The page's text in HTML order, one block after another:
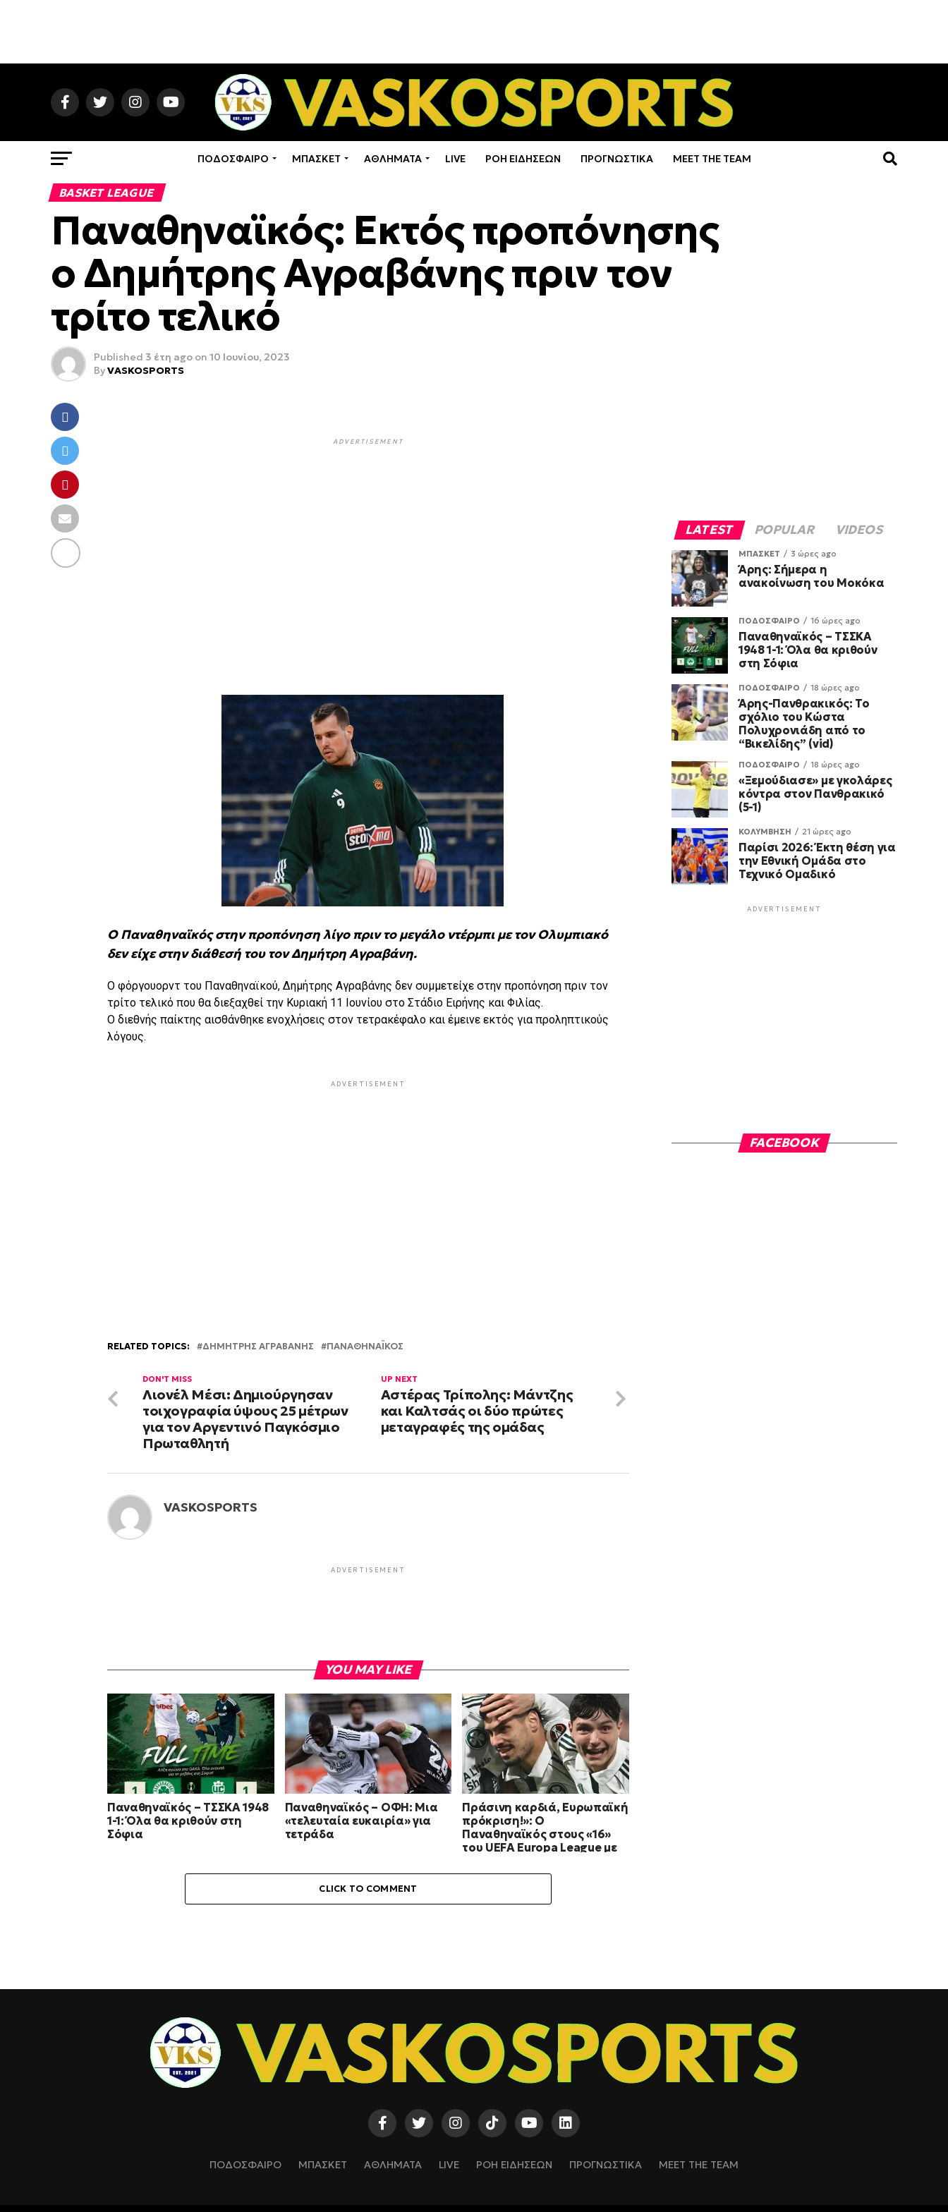
ΠΟΔΟΣΦΑΙΡΟ ΜΠΑΣΚΕΤ ΑΘΛΗΜΑΤΑ LIVE ΡΟΗ ΕΙΔΗΣΕΩΝ ΠΡΟΓΝΩΣΤΙΚΑ MEET THE TEAM
BASKET LEAGUE
Παναθηναϊκός: Εκτός προπόνησης
ο Δημήτρης Αγραβάνης πριν τον
τρίτο τελικό
Published 3 έτη ago on 10 Ιουνίου, 2023
ByVASKOSPORTS
ADVERTISEMENT
Ο Παναθηναϊκός στην προπόνηση λίγο πριν το μεγάλο ντέρμπι με τον Ολυμπιακό
δεν είχε στην διάθεσή του τον Δημήτρη Αγραβάνη.
Ο φόργουορντ του Παναθηναϊκού, Δημήτρης Αγραβάνης δεν συμμετείχε στην προπόνηση πριν τον
τρίτο τελικό που θα διεξαχθεί την Κυριακή 11 Ιουνίου στο Στάδιο Ειρήνης και Φιλίας.
Ο διεθνής παίκτης αισθάνθηκε ενοχλήσεις στον τετρακέφαλο και έμεινε εκτός για προληπτικούς
λόγους.
ADVERTISEMENT
RELATED TOPICS: ΔΗΜΗΤΡΗΣ ΑΓΡΑΒΑΝΗΣ ΠΑΝΑΘΗΝΑΪΚΟΣ
UP NEXT
Αστέρας Τρίπολης: Μάντζης
και Καλτσάς οι δύο πρώτες
μεταγραφές της ομάδας
DON'T MISS
Λιονέλ Μέσι: Δημιούργησαν
τοιχογραφία ύψους 25 μέτρων
για τον Αργεντινό Παγκόσμιο
Πρωταθλητή
VASKOSPORTS
ADVERTISEMENT
YOU MAY LIKE
Παναθηναϊκός – ΤΣΣΚΑ 1948
1-1: Όλα θα κριθούν στη
Σόφια
Παναθηναϊκός – ΟΦΗ: Μια
«τελευταία ευκαιρία» για
τετράδα
Πράσινη καρδιά, Ευρωπαϊκή
πρόκριση!»: Ο
Παναθηναϊκός στους «16»
του UEFA Europa League με
CLICK TO COMMENT
LATEST POPULAR VIDEOS
ΜΠΑΣΚΕΤ 3 ώρες ago
Άρης: Σήμερα η
ανακοίνωση του Μοκόκα
ΠΟΔΟΣΦΑΙΡΟ 16 ώρες ago
Παναθηναϊκός – ΤΣΣΚΑ
1948 1-1: Όλα θα κριθούν
στη Σόφια
ΠΟΔΟΣΦΑΙΡΟ 18 ώρες ago
Άρης-Πανθρακικός: Το
σχόλιο του Κώστα
Πολυχρονιάδη από το
“Βικελίδης” (vid)
ΠΟΔΟΣΦΑΙΡΟ 18 ώρες ago
«Ξεμούδιασε» με γκολάρες
κόντρα στον Πανθρακικό
(5-1)
ΚΟΛΥΜΒΗΣΗ 21 ώρες ago
Παρίσι 2026: Έκτη θέση για
την Εθνική Ομάδα στο
Τεχνικό Ομαδικό
ADVERTISEMENT
FACEBOOK
ΠΟΔΟΣΦΑΙΡΟ ΜΠΑΣΚΕΤ ΑΘΛΗΜΑΤΑ LIVE ΡΟΗ ΕΙΔΗΣΕΩΝ ΠΡΟΓΝΩΣΤΙΚΑ MEET THE TEAM